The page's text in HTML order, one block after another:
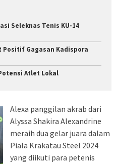
Seleknas Tenis KU-14
Gagasan Kadispora
Atlet Lokal
Alexa panggilan akrab dari
Alyssa Shakira Alexandrine
meraih dua gelar juara dalam
Piala Krakatau Steel 2024
yang diikuti para petenis